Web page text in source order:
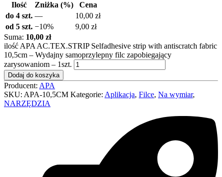
Ilość
Zniżka (%)
Cena
do 4 szt. — 10,00 zł
od 5 szt. −10% 9,00 zł
Suma: 10,00 zł
ilość APA AC.TEX.STRIP Selfadhesive strip with antiscratch fabric
10,5cm – Wydajny samoprzylepny filc zapobiegający
zarysowaniom – 1szt.
Dodaj do koszyka
Producent: APA
SKU: APA-10,5CM Kategorie: Aplikacja, Filce, Na wymiar,
NARZĘDZIA